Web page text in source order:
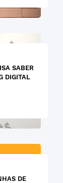
SABER
DIGITAL
DE